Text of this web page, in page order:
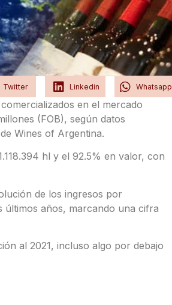
Twitter Linkedin Whatsapp
en el mercado
(FOB), según datos
Wines of Argentina.
hl y el 92.5% en valor, con
de los ingresos por
últimos años, marcando una cifra
al 2021, incluso algo por debajo